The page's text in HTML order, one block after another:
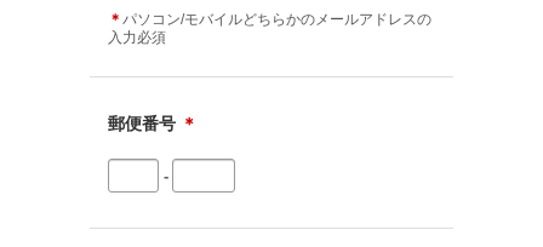
＊ パソコン/モバイルどちらかのメールアドレスの
入力必須
郵便番号 ＊
-